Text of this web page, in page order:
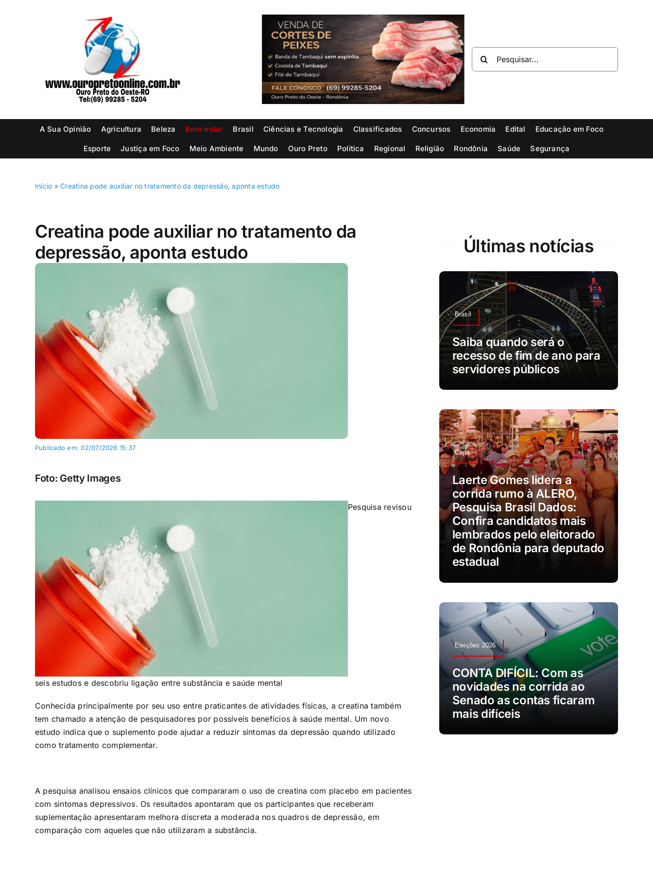
resultados
A Sua Opinião Agricultura Beleza Bem-estar Brasil Ciências e Tecnologia Classificados Concursos Economia Edital Educação em Foco
Esporte Justiça em Foco Meio Ambiente Mundo Ouro Preto Política Regional Religião Rondônia Saúde Segurança
Início »Creatina pode auxiliar no tratamento da depressão, aponta estudo
Creatina pode auxiliar no tratamento da
depressão, aponta estudo
Publicado em: 02/07/2026 15:37
Foto: Getty Images
Pesquisa revisou
seis estudos e descobriu ligação entre substância e saúde mental
Conhecida principalmente por seu uso entre praticantes de atividades físicas, a creatina também
tem chamado a atenção de pesquisadores por possíveis benefícios à saúde mental. Um novo
estudo indica que o suplemento pode ajudar a reduzir sintomas da depressão quando utilizado
como tratamento complementar.
A pesquisa analisou ensaios clínicos que compararam o uso de creatina com placebo em pacientes
com sintomas depressivos. Os resultados apontaram que os participantes que receberam
suplementação apresentaram melhora discreta a moderada nos quadros de depressão, em
comparação com aqueles que não utilizaram a substância.
Últimas notícias
Brasil
Saiba quando será o
recesso de fim de ano para
servidores públicos
Capa
Laerte Gomes lidera a
corrida rumo à ALERO,
Pesquisa Brasil Dados:
Confira candidatos mais
lembrados pelo eleitorado
de Rondônia para deputado
estadual
Eleições 2026
CONTA DIFÍCIL: Com as
novidades na corrida ao
Senado as contas ficaram
mais difíceis